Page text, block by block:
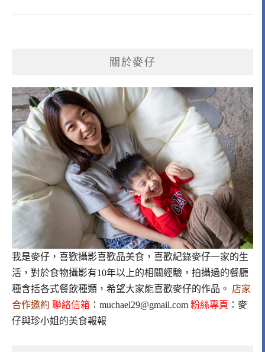
關於麥仔
我是麥仔，喜歡攝影喜歡品美食，喜歡紀錄麥仔一家的生
活，對於食物攝影有10年以上的相關經驗，拍攝過的餐廳
種含括各式餐飲種類，希望大家能喜歡麥仔的作品。 店家
合作邀約 聯絡信箱 ： muchael29@gmail.com 粉絲專頁 ： 麥
仔與珍小姐的美食報報